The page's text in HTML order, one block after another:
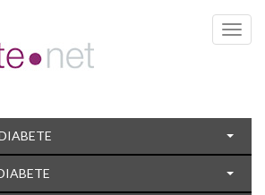
Toggle